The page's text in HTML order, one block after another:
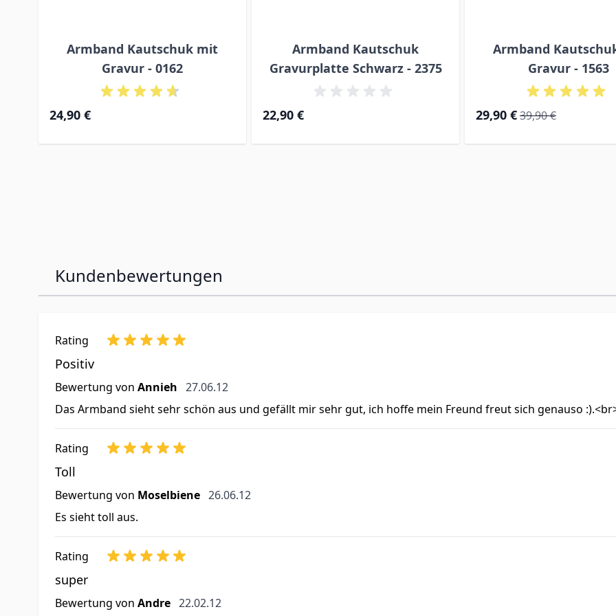
Armband Kautschuk mit
Gravur - 0162
24,90 €
Armband Kautschuk
Gravurplatte Schwarz - 2375
22,90 €
Armband
Gravur - 1563
Special Price
29,90 € Regular Price
39,90 €
Kundenbewertungen
Rating
Positiv
Bewertung von Annieh 27. Juni 2012
27.06.12
Das Armband sieht sehr schön aus und gefällt mir sehr gut, ich hoffe mein Freund freut sich genauso
Rating
Toll
Bewertung von Moselbiene 26. Juni 2012
26.06.12
Es sieht toll aus.
Rating
super
Bewertung von Andre 22. Februar 2012
22.02.12